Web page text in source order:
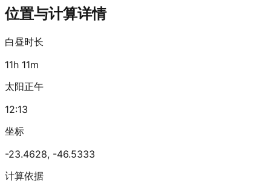
位置与计算详情
白昼时长
11h 11m
太阳正午
12:13
坐标
-23.4628, -46.5333
计算依据